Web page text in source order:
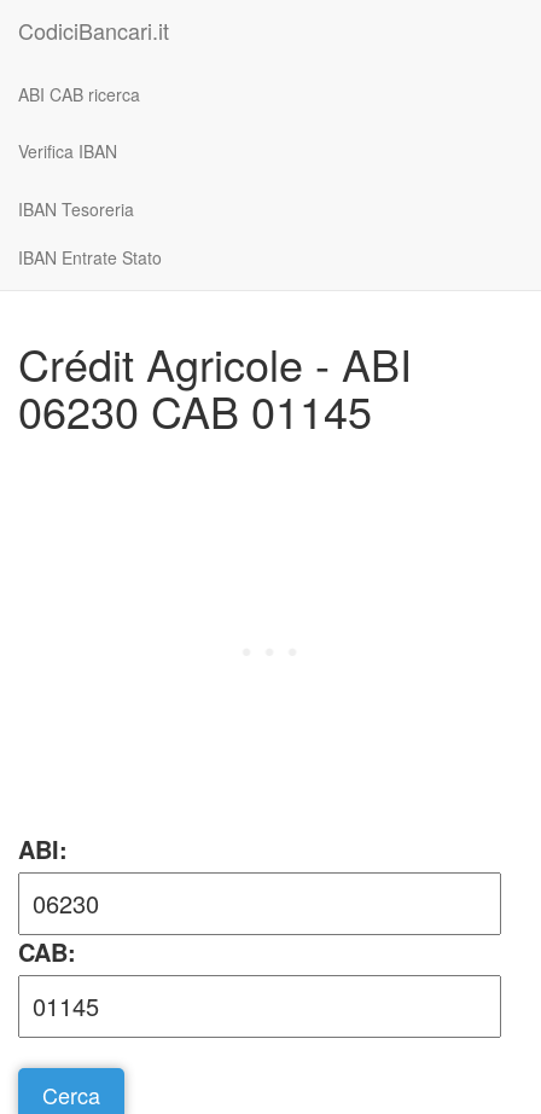
CodiciBancari.it
ABI CAB ricerca
Verifica IBAN
IBAN Tesoreria
IBAN Entrate Stato
Crédit Agricole - ABI
06230 CAB 01145
ABI:
CAB: